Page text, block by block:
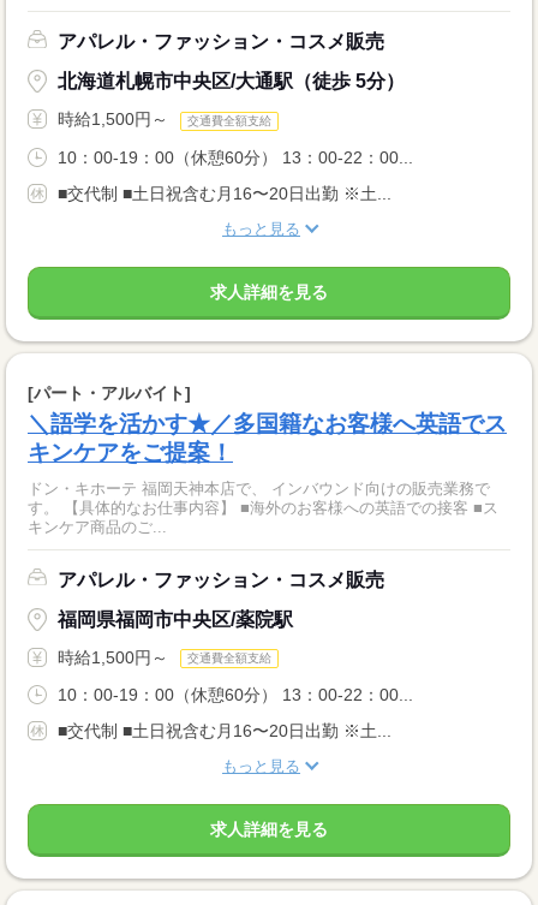
アパレル・ファッション・コスメ販売
北海道札幌市中央区/大通駅（徒歩 5分）
時給1,500円～ 交通費全額支給
10：00-19：00（休憩60分） 13：00-22：00...
■交代制 ■土日祝含む月16〜20日出勤 ※土...
もっと見る
求人詳細を見る
[パート・アルバイト]
＼語学を活かす★／多国籍なお客様へ英語でス
キンケアをご提案！
ドン・キホーテ 福岡天神本店で、 インバウンド向けの販売業務で
す。 【具体的なお仕事内容】 ■海外のお客様への英語での接客 ■ス
キンケア商品のご...
アパレル・ファッション・コスメ販売
福岡県福岡市中央区/薬院駅
時給1,500円～ 交通費全額支給
10：00-19：00（休憩60分） 13：00-22：00...
■交代制 ■土日祝含む月16〜20日出勤 ※土...
もっと見る
求人詳細を見る